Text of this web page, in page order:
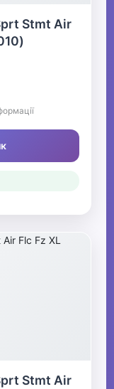
Stmt Air
Stmt Air